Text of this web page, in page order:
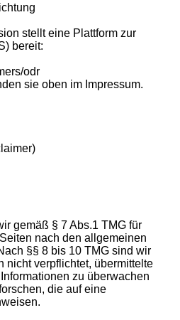
stellt eine Plattform zur
bereit:
odr
sie oben im Impressum.
gemäß § 7 Abs.1 TMG für
nach den allgemeinen
§§ 8 bis 10 TMG sind wir
nicht verpflichtet, übermittelte
zu überwachen
die auf eine